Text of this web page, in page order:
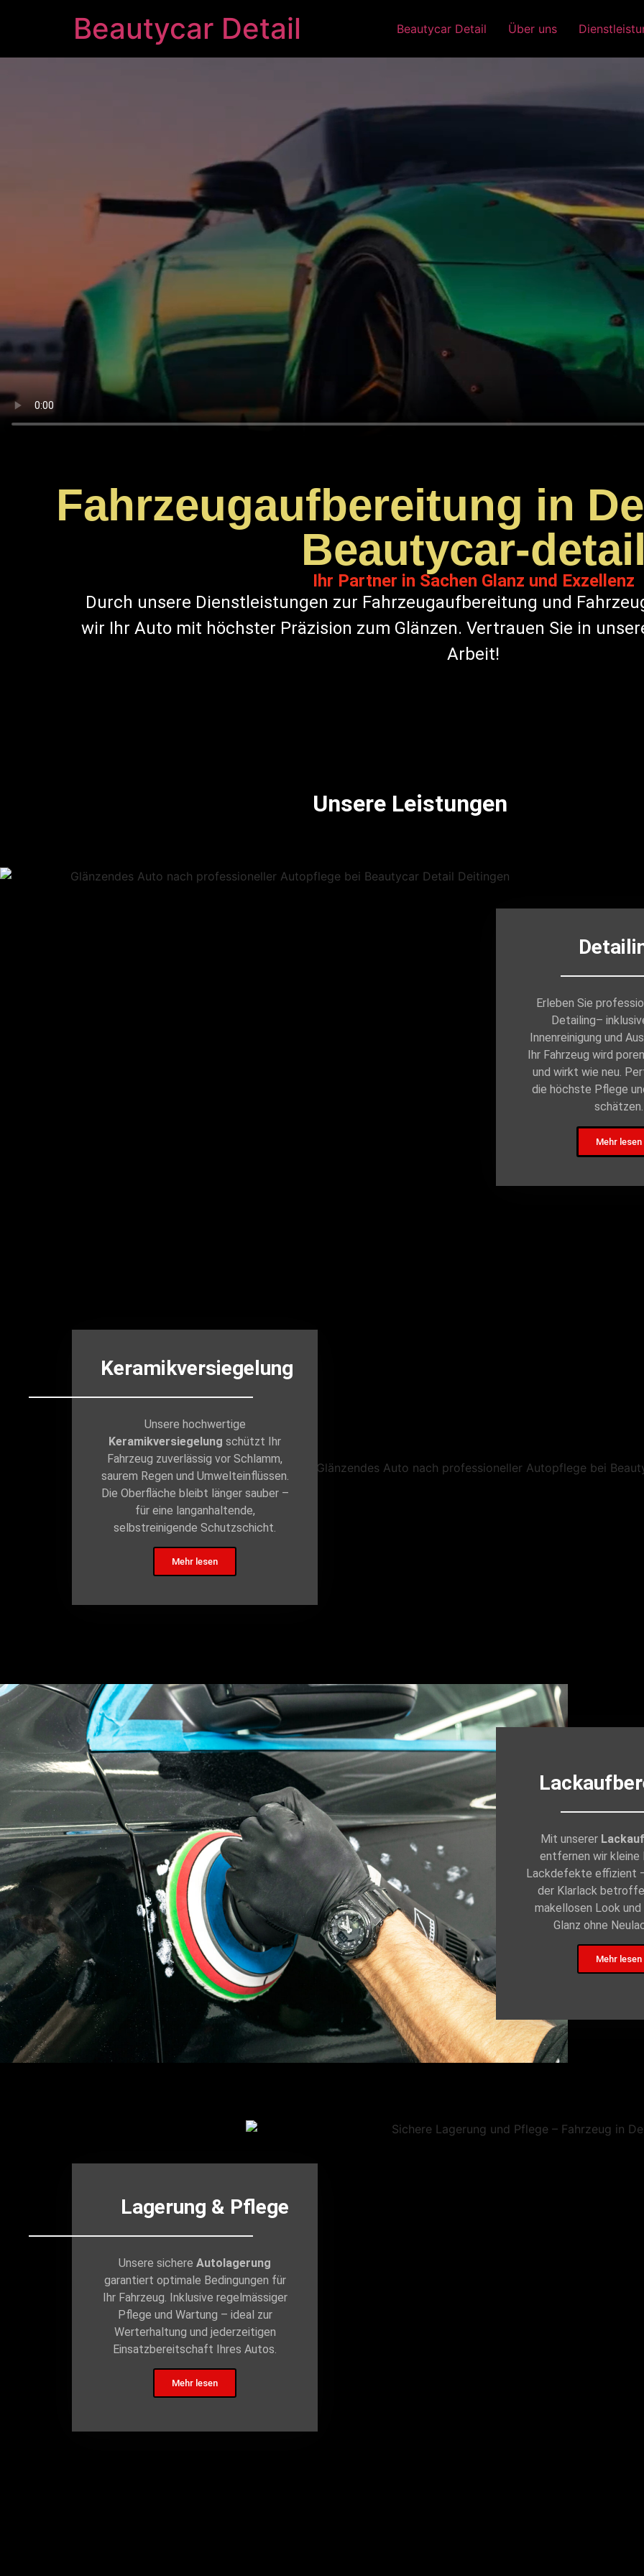
Beautycar Detail Beautycar Detail Über uns
Fahrzeugaufbereitung in
Beautycar-
Ihr Partner in Sachen Glanz und Exzellenz
Durch unsere Dienstleistungen zur Fahrzeugaufbereitung und
wir Ihr Auto mit höchster Präzision zum Glänzen. Vertrauen Sie in
Arbeit!
Unsere Leistungen
Erleben Sie
Detailing–
Innenreinigung und
Ihr Fahrzeug wird
und wirkt wie neu.
die höchste Pflege
schätzen.
Mehr lesen
Keramikversiegelung
Unsere hochwertige
Keramikversiegelung schützt Ihr
Fahrzeug zuverlässig vor Schlamm,
saurem Regen und Umwelteinflüssen.
Die Oberfläche bleibt länger sauber –
für eine langanhaltende,
selbstreinigende Schutzschicht.
Mehr lesen
Mit unserer
entfernen wir kleine
Lackdefekte effizient
der Klarlack
makellosen Look
Glanz ohne
Mehr lesen
Lagerung & Pflege
Unsere sichere Autolagerung
garantiert optimale Bedingungen für
Ihr Fahrzeug. Inklusive regelmässiger
Pflege und Wartung – ideal zur
Werterhaltung und jederzeitigen
Einsatzbereitschaft Ihres Autos.
Mehr lesen